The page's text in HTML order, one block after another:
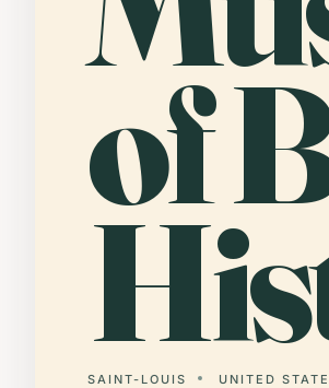
of
SAINT-LOUIS UNITED